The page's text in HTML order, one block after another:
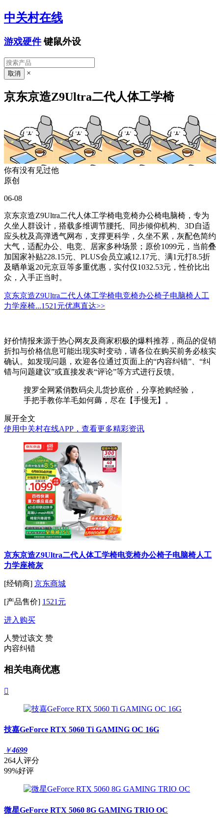
中关村在线
游戏硬件 键鼠外设
×
京东京造Z9Ultra二代人体工学椅
你有没有见过他
原创
06-08
京东京造Z9Ultra二代人体工学椅电竞椅办公椅电脑椅，专为
久坐人群设计，搭载多维调节腰托、同步倾仰机构、3D自适
应头枕及高弹透气网布，支撑更科学，久坐不累，灰配色简约
大气，适配办公、电竞、居家多种场景；原价1099元，当前叠
加国家补贴228.15元、PLUS会员立减12.17元、满1元打8.5折
及晒单返20元京豆等多重优惠，实付仅1032.53元，性价比出
众，入手正当时。
京东京造Z9Ultra二代人体工学椅电竞椅办公椅子电脑椅人工
力学座椅...1521元优惠直达>>
好价情报来源于热心网友及商家积极的爆料推荐，商品的促销
折扣与价格信息可能出现实时变动，请各位在购买前务必核实
确认。如发现问题，欢迎各位通过页面上的“内容纠错”、“纠
错与问题建议”或直接发表“评论”等方式进行反馈。
搜罗全网紧俏数码尖儿货抄底价，分享抢购经验，
手把手教你羊毛如何薅，尽在【手慢无】。
展开全文
使用中关村在线APP，查看更多精彩资讯
京东京造Z9Ultra二代人体工学椅电竞椅办公椅子电脑椅人工
力学座椅灰
[经销商] 京东商城
[产品售价] 1521元
进入购买
人赞过该文 赞
内容纠错
相关电商优惠

技嘉GeForce RTX 5060 Ti GAMING OC 16G
￥4699
264人评分
99%好评
微星GeForce RTX 5060 8G GAMING TRIO OC